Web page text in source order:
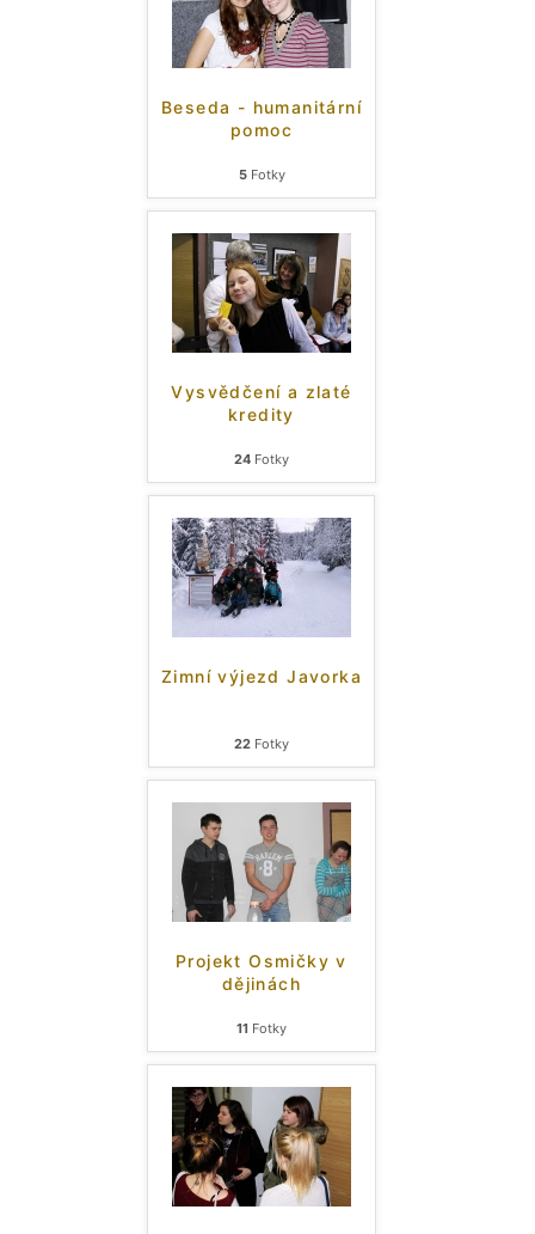
Beseda - humanitární
pomoc
5Fotky
Vysvědčení a zlaté
kredity
24 Fotky
Zimní výjezd Javorka
22 Fotky
Projekt Osmičky v
dějinách
11 Fotky